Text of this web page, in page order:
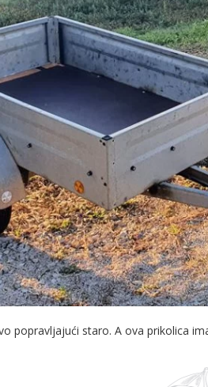
popravljajući staro. A ova prikolica